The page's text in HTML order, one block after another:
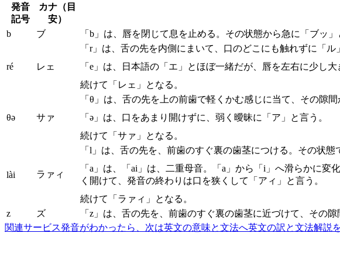
発音
記号
カナ（目
安）
b ブ 「b」は、唇を閉じて息を止める。その状態から急に「ブッ
ré レェ
「r」は、舌の先を内側にまいて、口のどこにも触れずに「
「e」は、日本語の「エ」とほぼ一緒だが、唇を左右に少し大
続けて「レェ」となる。
θə サァ
「θ」は、舌の先を上の前歯で軽くかむ感じに当て、その隙
「ə」は、口をあまり開けずに、弱く曖昧に「ア」と言う。
続けて「サァ」となる。
lài ラァィ
「l」は、舌の先を、前歯のすぐ裏の歯茎につける。その状
「a」は、「ai」は、二重母音。「a」から「i」へ滑らかに
く開けて、発音の終わりは口を狭くして「アィ」と言う。
続けて「ラァィ」となる。
z
ズ
「z」は、舌の先を、前歯のすぐ裏の歯茎に近づけて、その
関連サービス発音がわかったら、次は英文の意味と文法へ英文の訳と文法解説